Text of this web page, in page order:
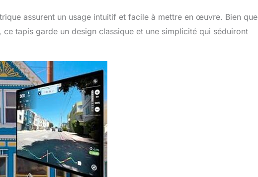
assurent un usage intuitif et facile à mettre en œuvre. Bien que
tapis garde un design classique et une simplicité qui séduiront